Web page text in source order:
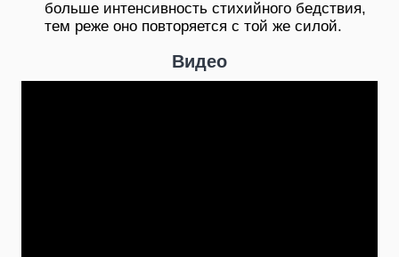
больше интенсивность стихийного бедствия,
тем реже оно повторяется с той же силой.
Видео